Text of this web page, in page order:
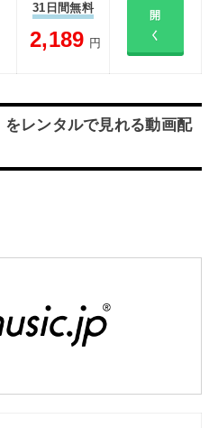
31日間無料
2,189 円
開
く
レンタルで見れる動画配